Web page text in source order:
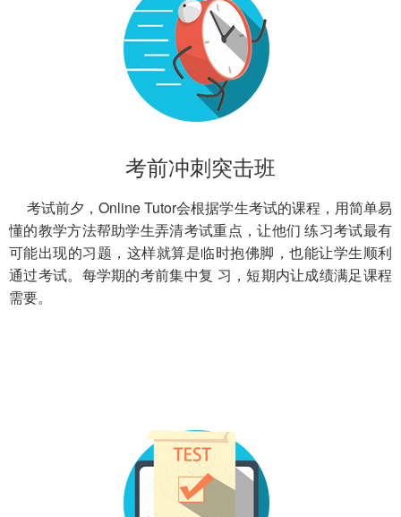
考前冲刺突击班
考试前夕，Online Tutor会根据学生考试的课程，用简单易
懂的教学方法帮助学生弄清考试重点，让他们 练习考试最有
可能出现的习题，这样就算是临时抱佛脚，也能让学生顺利
通过考试。每学期的考前集中复 习，短期内让成绩满足课程
需要。